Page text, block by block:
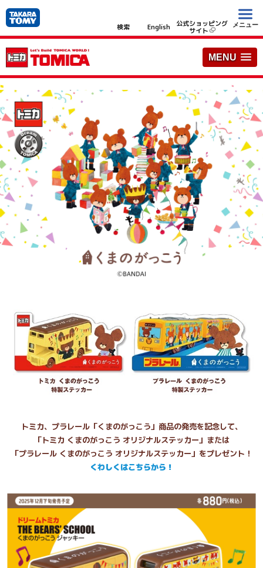
検索 English 公式ショッピング
サイト
メニュー
MENU
トミカ、プラレール「くまのがっこう」商品の発売を記念して、
「トミカ くまのがっこう オリジナルステッカー」または
「プラレール くまのがっこう オリジナルステッカー」をプレゼント！
くわしくはこちらから！